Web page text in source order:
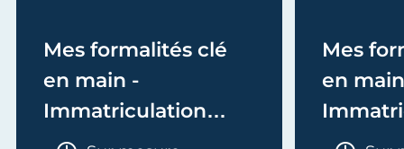
Mes formalités clé
en main -
Immatriculation
(EI/Micro-entreprise
Mes
en